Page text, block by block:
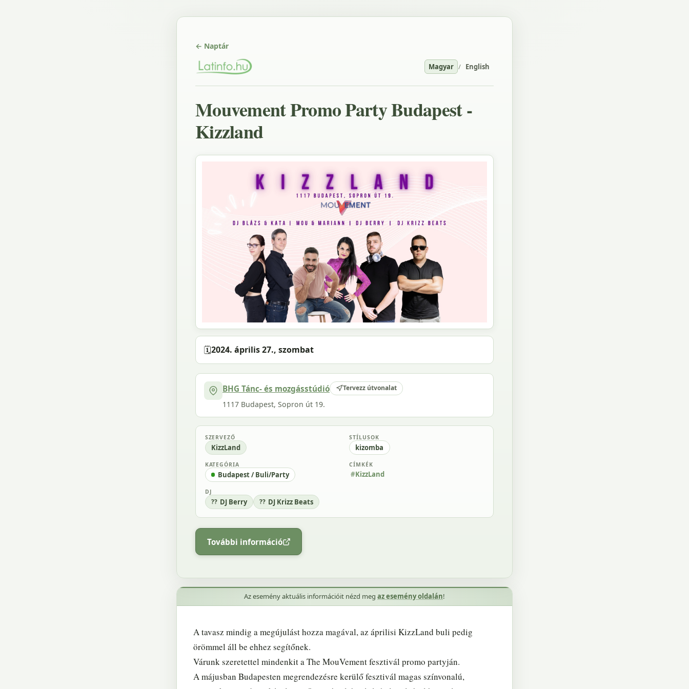
← Naptár
Magyar / English
Mouvement Promo Party Budapest -
Kizzland
🗓️2024. április 27., szombat
BHG Tánc- és mozgásstúdió Tervezz útvonalat
1117 Budapest, Sopron út 19.
SZERVEZŐ
KizzLand
STÍLUSOK
kizomba
KATEGÓRIA
Budapest / Buli/Party
CÍMKÉK
KizzLand
DJ
DJ Berry DJ Krizz Beats
További információ
Az esemény aktuális információit nézd meg az esemény oldalán!
A tavasz mindig a megújulást hozza magával, az áprilisi KizzLand buli pedig
örömmel áll be ehhez segítőnek.
Várunk szeretettel mindenkit a The MouVement fesztivál promo partyján.
A májusban Budapesten megrendezésre kerülő fesztivál magas színvonalú,